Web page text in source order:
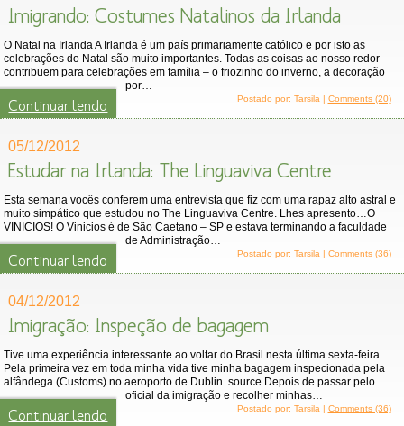
Imigrando: Costumes Natalinos da Irlanda
O Natal na Irlanda A Irlanda é um país primariamente católico e por isto as
celebrações do Natal são muito importantes. Todas as coisas ao nosso redor
contribuem para celebrações em família – o friozinho do inverno, a decoração
por…
Continuar lendo Postado por: Tarsila | Comments (20)
05/12/2012
Estudar na Irlanda: The Linguaviva Centre
Esta semana vocês conferem uma entrevista que fiz com uma rapaz alto astral e
muito simpático que estudou no The Linguaviva Centre. Lhes apresento…O
VINICIOS! O Vinicios é de São Caetano – SP e estava terminando a faculdade
de Administração…
Continuar lendo Postado por: Tarsila | Comments (36)
04/12/2012
Imigração: Inspeção de bagagem
Tive uma experiência interessante ao voltar do Brasil nesta última sexta-feira.
Pela primeira vez em toda minha vida tive minha bagagem inspecionada pela
alfândega (Customs) no aeroporto de Dublin. source Depois de passar pelo
oficial da imigração e recolher minhas…
Continuar lendo Postado por: Tarsila | Comments (36)